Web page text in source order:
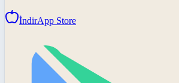
İndirApp Store